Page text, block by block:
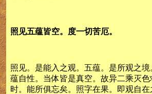
照见五蕴皆空。度一切苦厄。
照见。是能入之观。五蕴。是所观之
蕴自性。当体皆是真空。故异二乘灭
时。能所俱忘矣。照字在果。即观自